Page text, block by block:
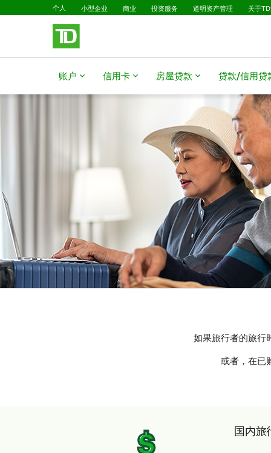
跳转到主要内容
个人 已选择小型企业 商业 投资服务 道明资产管理 关于
账户 信用卡 房屋贷款 贷款/信用贷
如果旅行者的旅行
或者，在已
国内旅